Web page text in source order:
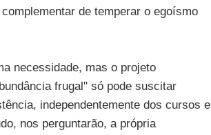
de temperar o egoísmo
necessidade, mas o projeto
frugal" só pode suscitar
independentemente dos cursos e
nos perguntarão, a própria